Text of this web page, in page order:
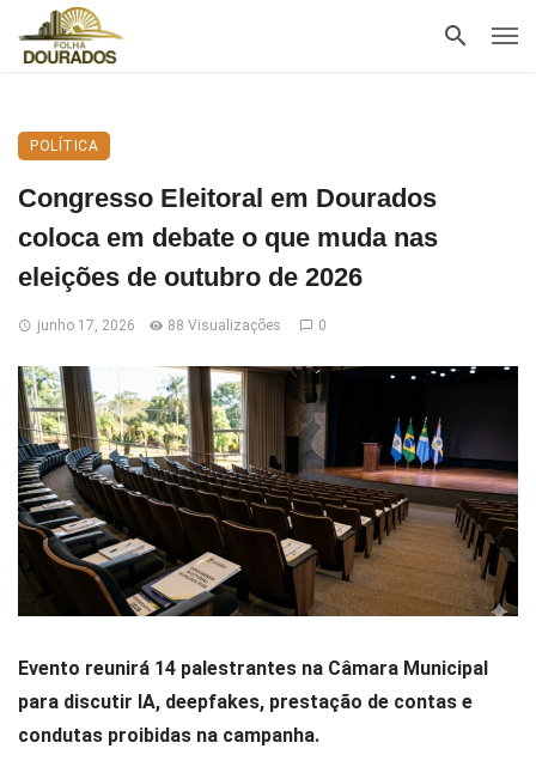
POLÍTICA
Congresso Eleitoral em Dourados
coloca em debate o que muda nas
eleições de outubro de 2026
junho 17, 2026 88 Visualizações 0
Evento reunirá 14 palestrantes na Câmara Municipal
para discutir IA, deepfakes, prestação de contas e
condutas proibidas na campanha.